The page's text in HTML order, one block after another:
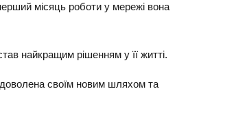
місяць роботи у мережі вона
найкращим рішенням у її житті.
своїм новим шляхом та